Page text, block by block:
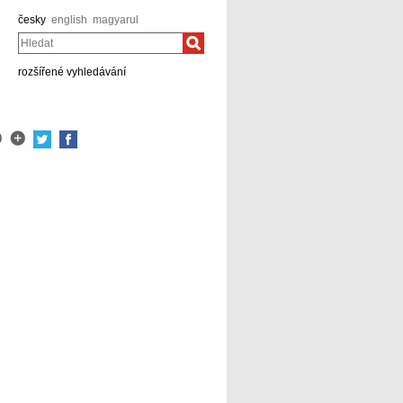
česky english magyarul
Hledat
rozšířené vyhledávání